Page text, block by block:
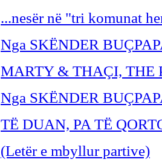
...nesër në "tri komunat
Nga SKËNDER BU
MARTY & THAÇI, THE
Nga SKËNDER BU
TË DUAN, PA TË
(Letër e mbyllur partive)